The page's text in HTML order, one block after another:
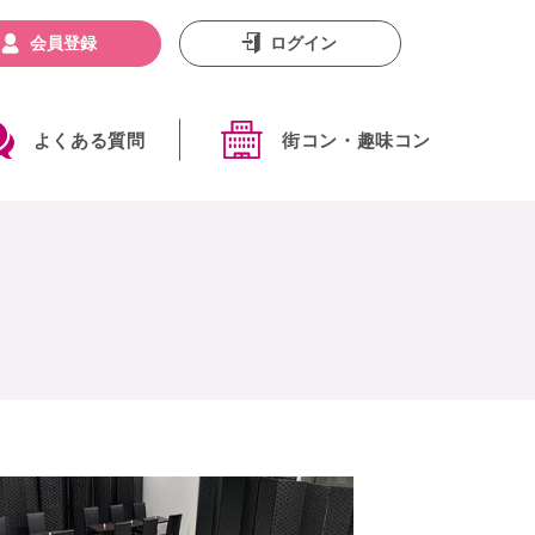
よくある質問 街コン・趣味コン
会員登録 ログイン